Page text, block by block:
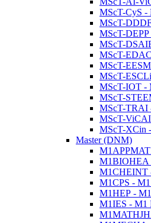
MScT-CyS -
MScT-
MScT-
MScT-
MScT-
MScT-
MScT-
MScT-IOT -
MScT-
MScT-TRAI
MScT-ViCAI
MScT-XCin
Master (DNM)
M1BIOHEA
M1CHEINT
M1CPS - M1
M1HEP - M1
M1IES - M1